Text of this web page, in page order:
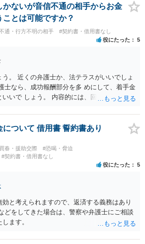
かないが音信不通の相手からお金
ことは可能ですか？
通・行方不明の相手 #契約書・借用書なし
役にたった 5
。 近くの弁護士か、法テラスがいいでしょ
士なら、成功報酬部分を多 めにして、着手金
いいで しょう。 内容的には、回収見込みがあ
ついて 借用書 誓約書あり
春・援助交際
#恐喝・脅迫
#契約書・借用書なし
役にたった 5
と考えられますので、返済する義務はあり
どをしてきた場合は、警察や弁護士にご相談
ます。